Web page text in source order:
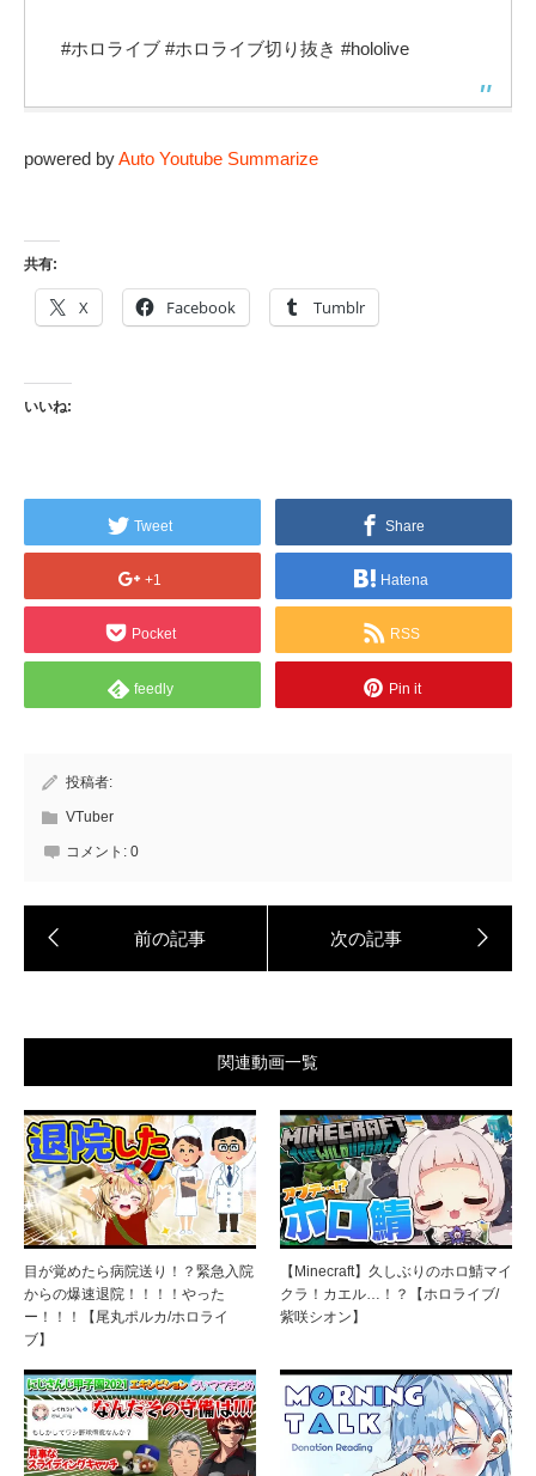
#ホロライブ #ホロライブ切り抜き #hololive
powered byAuto Youtube Summarize
共有:
X Facebook Tumblr
いいね:
Tweet Share
+1 Hatena
Pocket RSS
feedly Pin it
投稿者:
VTuber
コメント: 0
関連動画一覧
目が覚めたら病院送り！？緊急入院
からの爆速退院！！！！やった
ー！！！【尾丸ポルカ/ホロライ
ブ】
【Minecraft】久しぶりのホロ鯖マイ
クラ！カエル…！？【ホロライブ/
紫咲シオン】